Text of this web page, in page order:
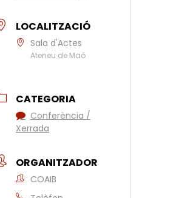
LOCALITZACIÓ
Sala d'Actes
Ateneu de Maó
CATEGORIA
Conferència /
Xerrada
ORGANITZADOR
COAIB